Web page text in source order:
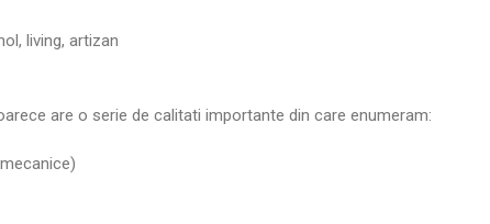
living, artizan
are o serie de calitati importante din care enumeram: